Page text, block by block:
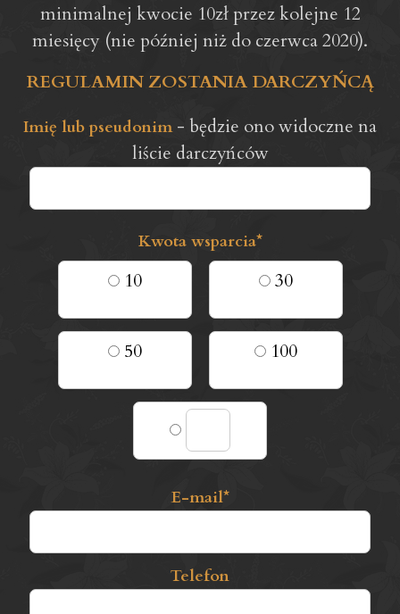
minimalnej kwocie 10zł przez kolejne 12
miesięcy (nie później niż do czerwca 2020).
REGULAMIN ZOSTANIA DARCZYŃCĄ
Imię lub pseudonim- będzie ono widoczne na
liście darczyńców
Kwota wsparcia*
10 30
50 100
E-mail*
Telefon